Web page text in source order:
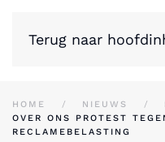
Terug naar
HOME NIEUWS
OVER ONS PROTEST
RECLAMEBELASTING